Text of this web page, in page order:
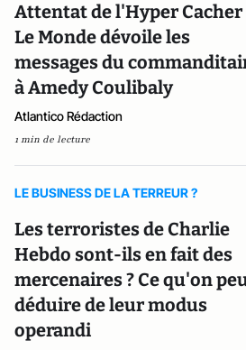
Attentat de l'Hyper Cacher
Le Monde dévoile les
messages du
à Amedy Coulibaly
Atlantico Rédaction
1 min de lecture
LE BUSINESS DE LA TERREUR ?
Les terroristes de Charlie
Hebdo sont-ils en fait des
mercenaires ? Ce qu'on
déduire de leur modus
operandi